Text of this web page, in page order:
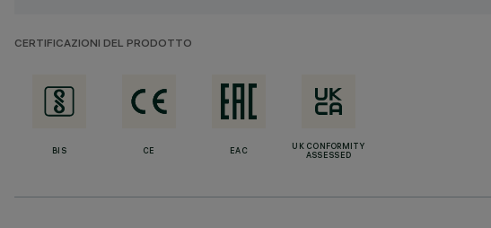
CERTIFICAZIONI DEL PRODOTTO
BIS CE EAC
UK CONFORMITY
ASSESSED